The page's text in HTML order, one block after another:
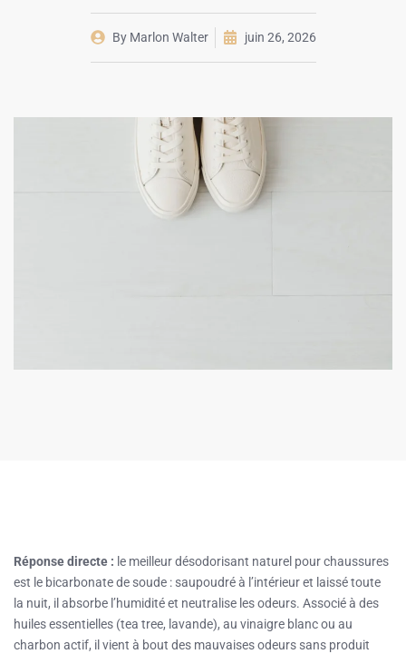
ByMarlon Walter juin 26, 2026
Réponse directe : le meilleur désodorisant naturel pour chaussures
est le bicarbonate de soude : saupoudré à l’intérieur et laissé toute
la nuit, il absorbe l’humidité et neutralise les odeurs. Associé à des
huiles essentielles (tea tree, lavande), au vinaigre blanc ou au
charbon actif, il vient à bout des mauvaises odeurs sans produit